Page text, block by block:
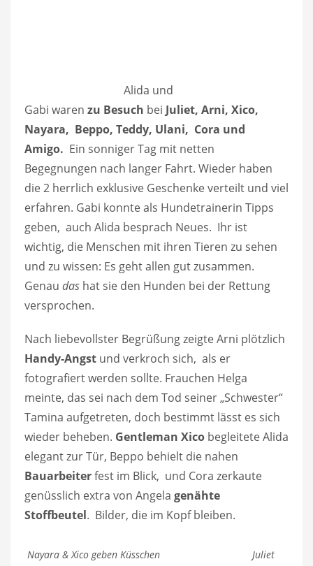
Alida und
Gabi waren zu Besuch bei Juliet, Arni, Xico,
Nayara, Beppo, Teddy, Ulani, Cora und
Amigo. Ein sonniger Tag mit netten
Begegnungen nach langer Fahrt. Wieder haben
die 2 herrlich exklusive Geschenke verteilt und viel
erfahren. Gabi konnte als Hundetrainerin Tipps
geben, auch Alida besprach Neues. Ihr ist
wichtig, die Menschen mit ihren Tieren zu sehen
und zu wissen: Es geht allen gut zusammen.
Genau das hat sie den Hunden bei der Rettung
versprochen.
Nach liebevollster Begrüßung zeigte Arni plötzlich
Handy-Angst und verkroch sich, als er
fotografiert werden sollte. Frauchen Helga
meinte, das sei nach dem Tod seiner „Schwester“
Tamina aufgetreten, doch bestimmt lässt es sich
wieder beheben. Gentleman Xico begleitete Alida
elegant zur Tür, Beppo behielt die nahen
Bauarbeiterfest im Blick, und Cora zerkaute
genüsslich extra von Angela genähte
Stoffbeutel. Bilder, die im Kopf bleiben.
Nayara & Xico geben Küsschen Juliet